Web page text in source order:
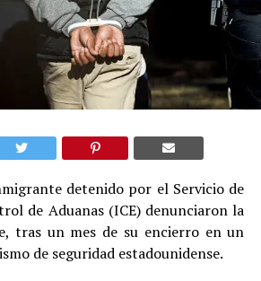
detenido por el Servicio de
de Aduanas (ICE) denunciaron la
tras un mes de su encierro en un
de seguridad estadounidense.